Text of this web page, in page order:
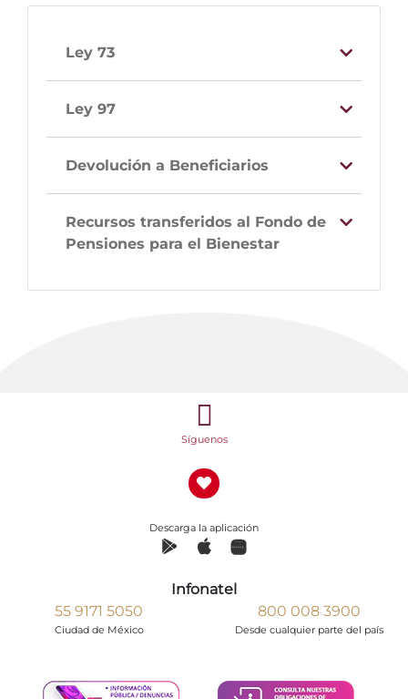
Ley 73
Ley 97
Devolución a Beneficiarios
Recursos transferidos al Fondo de
Pensiones para el Bienestar
Síguenos
Descarga la aplicación
Infonatel
55 9171 5050
Ciudad de México
800 008 3900
Desde cualquier parte del país